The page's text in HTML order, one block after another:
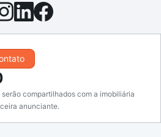
compartilhados com a imobiliária
anunciante.